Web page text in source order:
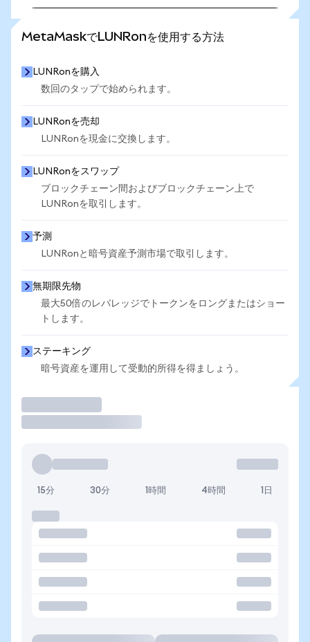
MetaMaskでLUNRonを使用する方法
LUNRonを購入
数回のタップで始められます。
LUNRonを売却
LUNRonを現金に交換します。
LUNRonをスワップ
ブロックチェーン間およびブロックチェーン上で
LUNRonを取引します。
予測
LUNRonと暗号資産予測市場で取引します。
無期限先物
最大50倍のレバレッジでトークンをロングまたはショー
トします。
ステーキング
暗号資産を運用して受動的所得を得ましょう。
15分 30分 1時間 4時間 1日